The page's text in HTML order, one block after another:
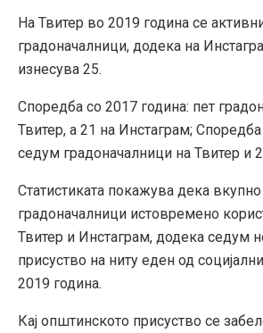
На Твитер во 2019 година се
градоначалници, додека на
изнесува 25.
Споредба со 2017 година: пет
Твитер, а 21 на Инстаграм;
седум градоначалници на Твитер и
Статистиката покажува дека вкупно
градоначалници истовремено
Твитер и Инстаграм, додека седум
присуство на ниту еден од
2019 година.
Кај општинското присуство се